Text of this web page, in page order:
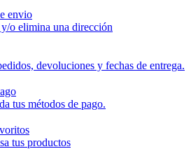
envio
o elimina una dirección
devoluciones y fechas de entrega.
tus métodos de pago.
tus productos